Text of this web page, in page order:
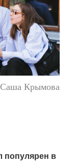
Крымова
популярен в